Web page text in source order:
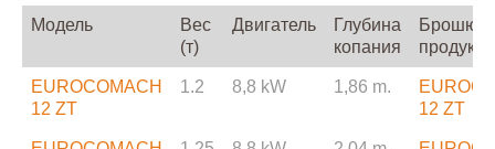
Модель
Вес
(т)
Двигатель
Глубина
копания
продукте
EUROCOMACH
12 ZT
1.2 8,8 kW 1,86 m.
12 ZT